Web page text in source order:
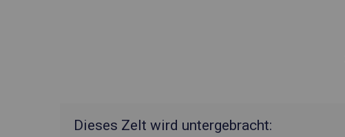
Dieses Zelt wird untergebracht: